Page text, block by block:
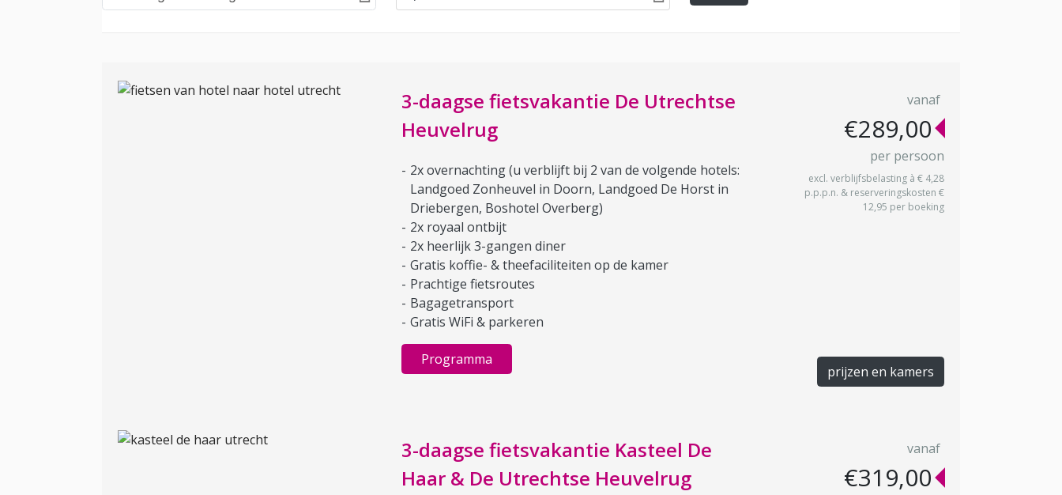
3-daagse fietsvakantie De Utrechtse
Heuvelrug
2x overnachting (u verblijft bij 2 van de volgende hotels:
Landgoed Zonheuvel in Doorn, Landgoed De Horst in
Driebergen, Boshotel Overberg)
2x royaal ontbijt
2x heerlijk 3-gangen diner
Gratis koffie- & theefaciliteiten op de kamer
Prachtige fietsroutes
Bagagetransport
Gratis WiFi & parkeren
Programma
vanaf
€289,00
per persoon
excl. verblijfsbelasting à € 4,28
p.p.p.n. & reserveringskosten €
12,95 per boeking
prijzen en kamers
3-daagse fietsvakantie Kasteel De
Haar & De Utrechtse Heuvelrug
vanaf
€319,00